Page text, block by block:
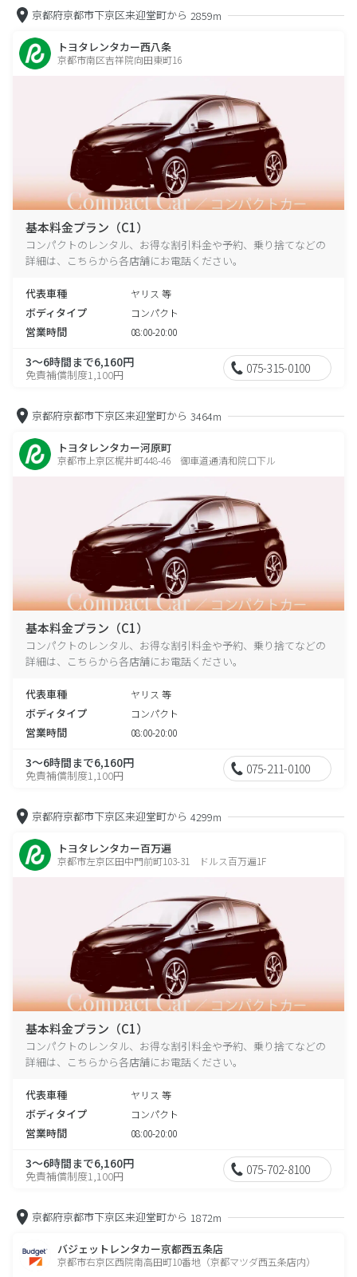
京都府京都市下京区来迎堂町から 2859m
トヨタレンタカー西八条
京都市南区吉祥院向田東町16
基本料金プラン（C1）
コンパクトのレンタル、お得な割引料金や予約、乗り捨てなどの
詳細は、こちらから各店舗にお電話ください。
代表車種 ヤリス 等
ボディタイプ コンパクト
営業時間 08:00-20:00
3～6時間まで6,160円
免責補償制度1,100円 075-315-0100
京都府京都市下京区来迎堂町から 3464m
トヨタレンタカー河原町
京都市上京区梶井町448-46 御車道通清和院口下ル
基本料金プラン（C1）
コンパクトのレンタル、お得な割引料金や予約、乗り捨てなどの
詳細は、こちらから各店舗にお電話ください。
代表車種 ヤリス 等
ボディタイプ コンパクト
営業時間 08:00-20:00
3～6時間まで6,160円
免責補償制度1,100円 075-211-0100
京都府京都市下京区来迎堂町から 4299m
トヨタレンタカー百万遍
京都市左京区田中門前町103-31 ドルス百万遍1F
基本料金プラン（C1）
コンパクトのレンタル、お得な割引料金や予約、乗り捨てなどの
詳細は、こちらから各店舗にお電話ください。
代表車種 ヤリス 等
ボディタイプ コンパクト
営業時間 08:00-20:00
3～6時間まで6,160円
免責補償制度1,100円 075-702-8100
京都府京都市下京区来迎堂町から 1872m
バジェットレンタカー京都西五条店
京都市右京区西院南高田町10番地（京都マツダ西五条店内）